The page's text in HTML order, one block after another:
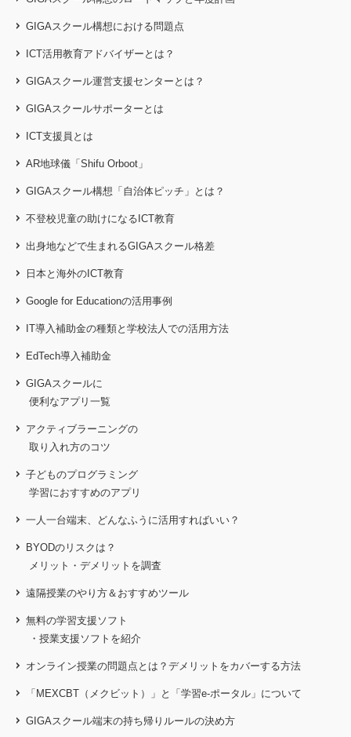
GIGAスクール構想における問題点
ICT活用教育アドバイザーとは？
GIGAスクール運営支援センターとは？
GIGAスクールサポーターとは
ICT支援員とは
AR地球儀「Shifu Orboot」
GIGAスクール構想「自治体ピッチ」とは？
不登校児童の助けになるICT教育
出身地などで生まれるGIGAスクール格差
日本と海外のICT教育
Google for Educationの活用事例
IT導入補助金の種類と学校法人での活用方法
EdTech導入補助金
GIGAスクールに
便利なアプリ一覧
アクティブラーニングの
取り入れ方のコツ
子どものプログラミング
学習におすすめのアプリ
一人一台端末、どんなふうに活用すればいい？
BYODのリスクは？
メリット・デメリットを調査
遠隔授業のやり方＆おすすめツール
無料の学習支援ソフト
・授業支援ソフトを紹介
オンライン授業の問題点とは？デメリットをカバーする方法
「MEXCBT（メクビット）」と「学習e-ポータル」について
GIGAスクール端末の持ち帰りルールの決め方